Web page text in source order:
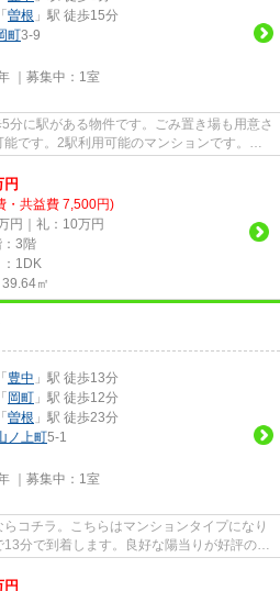
「 曽根 」駅 徒歩15分
町3-9
｜募集中： 1室
分に駅がある物件です。ごみ置き場も用意さ
です。2駅利用可能のマンションです。で
円
・共益費 7,500円)
円｜礼：10万円
：3階
：1DK
㎡
「 豊中 」駅 徒歩13分
「 岡町 」駅 徒歩12分
「 曽根 」駅 徒歩23分
ノ上町5-1
｜募集中： 1室
コチラ。こちらはマンションタイプになり
分で到着します。良好な陽当りが好評の、
円